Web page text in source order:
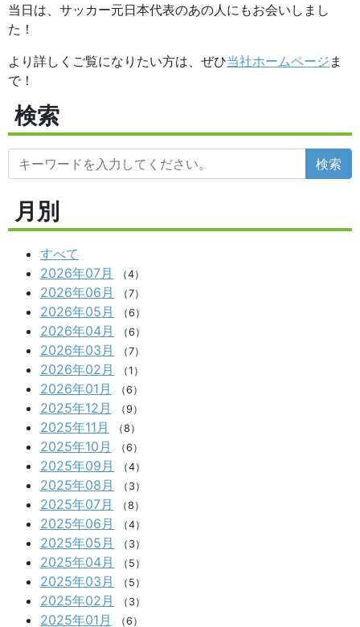
当日は、サッカー元日本代表のあの人にもお会いしまし
た！
より詳しくご覧になりたい方は、ぜひ当社ホームページ ま
で！
検索
検索
月別
すべて
2026年07月
（4）
2026年06月 （7）
2026年05月 （6）
2026年04月 （6）
2026年03月 （7）
2026年02月 （1）
2026年01月 （6）
2025年12月 （9）
2025年11月 （8）
2025年10月 （6）
2025年09月 （4）
2025年08月 （3）
2025年07月 （8）
2025年06月 （4）
2025年05月 （3）
2025年04月 （5）
2025年03月 （5）
2025年02月 （3）
2025年01月 （6）